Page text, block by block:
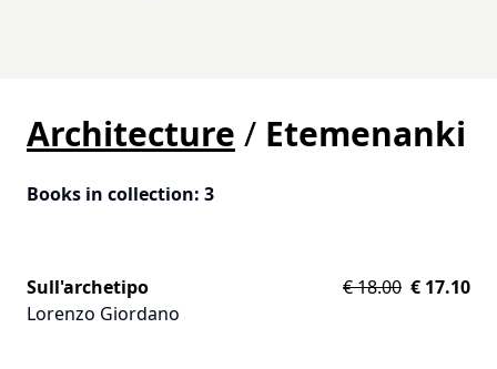
Architecture / Etemenanki
Books in collection: 3
Sull'archetipo €18.00 € 17.10
Lorenzo Giordano